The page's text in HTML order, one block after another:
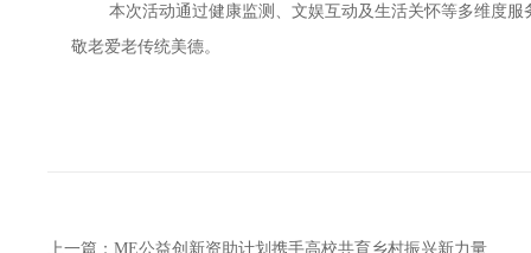
本次活动通过健康监测、文娱互动及生活关怀等多维度服
敬老爱老传统美德。
上一篇： ME公益创新资助计划携手高校共育乡村振兴新力量